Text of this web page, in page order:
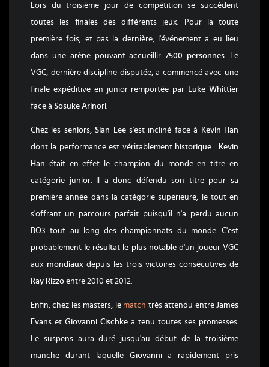
Lors du troisième jour de compétition se succèdent
toutes les finalesdes différents jeux. Pour la toute
première fois, et pas la dernière, l'événement a eu lieu
dans une arènepouvant accueillir7500 personnes. Le
VGC, dernière discipline disputée, a commencé avec une
finale expéditive en junior remportée par Luke Whittier
face à Sosuke Arinori.
Chez les seniors,Sian Lees'est incliné face à
Kevin Han
dont la performance est véritablement historique : Kevin
Han était en effet le champion du monde en titre en
catégorie junior. Il a donc défendu son titre pour sa
première année dans la catégorie supérieure, le tout en
s'offrant un parcours parfait puisqu'il n'a perdu aucun
BO3 tout au long des championnats du monde. C'est
probablement le résultat le plus notabled'un joueur VGC
aux mondiaux depuis les trois victoires consécutives de
Ray Rizzo entre 2010 et 2012.
Enfin, chez les masters, le match très attendu entreJames
Evans et Giovanni Cischke a tenu toutes ses promesses.
Le suspens aura duré jusqu'au début de la troisième
manche durant laquelle Giovannia rapidement pris